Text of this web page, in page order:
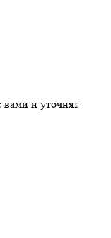
и уточнят